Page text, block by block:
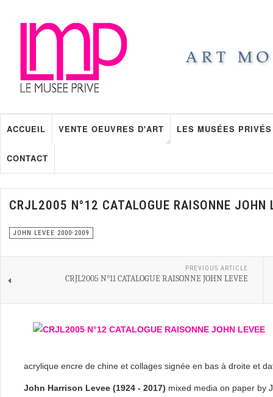
ACCUEIL VENTE OEUVRES D'ART LES MUSÉES PRIVÉS
CONTACT
CRJL2005 N°12 CATALOGUE RAISONNE JOHN
JOHN LEVEE 2000-2009
PREVIOUS ARTICLE
CRJL2005 N°11 CATALOGUE RAISONNE JOHN LEVEE
acrylique encre de chine et collages signée en bas à droite et
John Harrison Levee (1924 - 2017) mixed media on paper by